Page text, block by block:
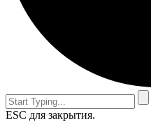
ESC для закрытия.